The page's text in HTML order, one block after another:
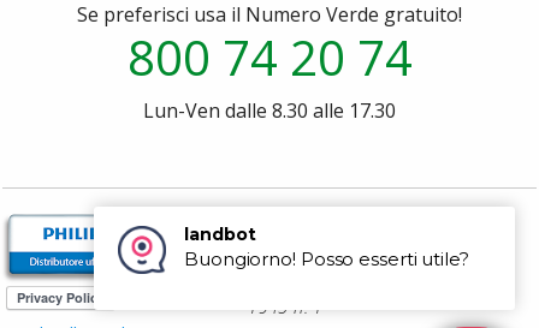
Se preferisci usa il Numero Verde gratuito!
800 74 20 74
Lun-Ven dalle 8.30 alle 17.30
1945 n. 1